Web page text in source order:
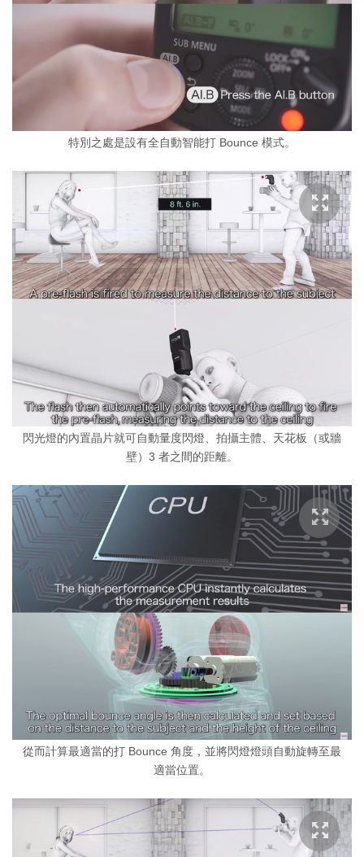
特別之處是設有全自動智能打 Bounce 模式。
閃光燈的內置晶片就可自動量度閃燈、拍攝主體、天花板（或牆
壁）3 者之間的距離。
從而計算最適當的打 Bounce 角度，並將閃燈燈頭自動旋轉至最
適當位置。